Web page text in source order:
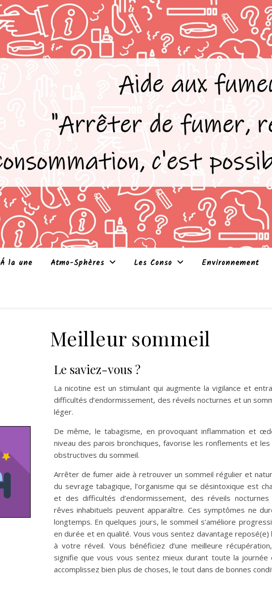
Á la une Atmo-Sphères Les Conso Environnement
Meilleur sommeil
Le saviez-vous ?
La nicotine est un stimulant qui augmente la vigilance et
difficultés d’endormissement, des réveils nocturnes et un
léger.
De même, le tabagisme, en provoquant inflammation et
niveau des parois bronchiques, favorise les ronflements et les
obstructives du sommeil.
Arrêter de fumer aide à retrouver un sommeil régulier et
du sevrage tabagique, l’organisme qui se désintoxique est
et des difficultés d’endormissement, des réveils
rêves inhabituels peuvent apparaître. Ces symptômes ne
longtemps. En quelques jours, le sommeil s’améliore
en durée et en qualité. Vous vous sentez davantage reposé(e)
à votre réveil. Vous bénéficiez d’une meilleure
signifie que vous vous sentez mieux durant toute la journée
accomplissez bien plus de choses, le tout dans de bonnes